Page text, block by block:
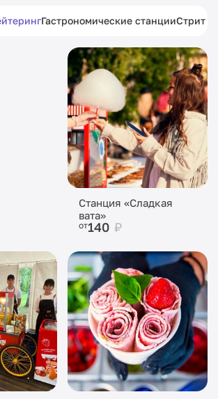
Гастрономические станцииСтрит
Станция «Сладкая
вата»
от140 ₽